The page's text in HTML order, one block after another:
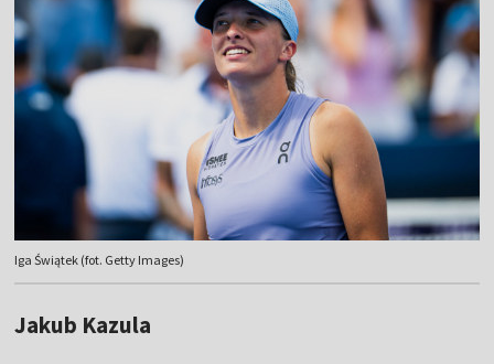
Iga Świątek (fot. Getty Images)
Jakub Kazula